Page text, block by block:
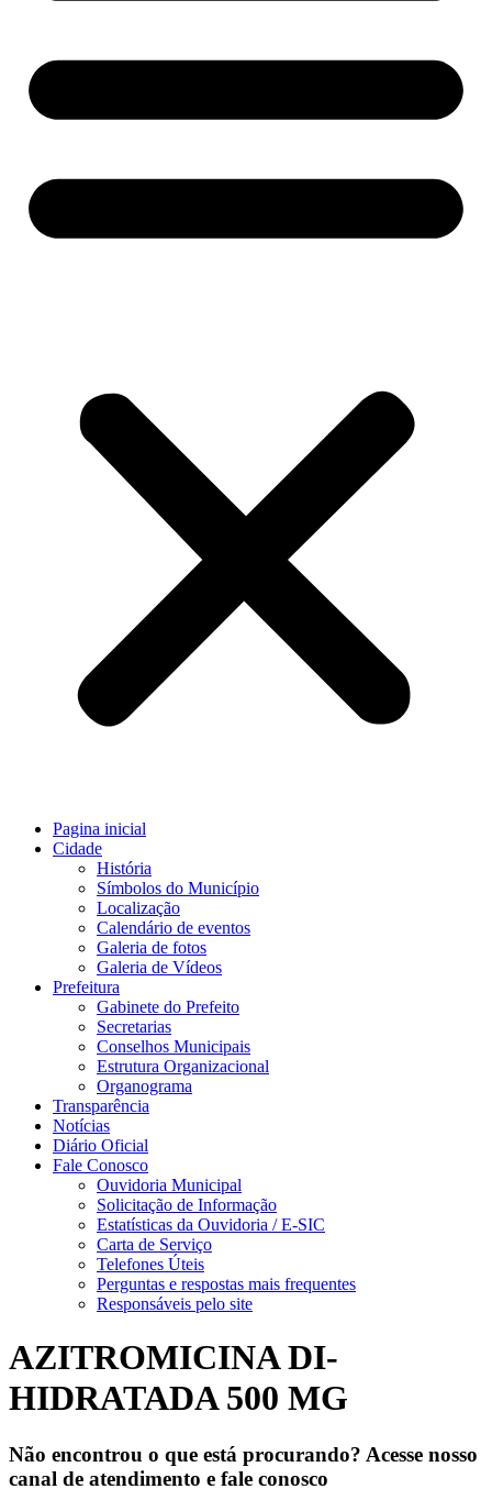
Pagina inicial
Cidade
História
Símbolos do Município
Localização
Calendário de eventos
Galeria de fotos
Galeria de Vídeos
Prefeitura
Gabinete do Prefeito
Secretarias
Conselhos Municipais
Estrutura Organizacional
Organograma
Transparência
Notícias
Diário Oficial
Fale Conosco
Ouvidoria Municipal
Solicitação de Informação
Estatísticas da Ouvidoria / E-SIC
Carta de Serviço
Telefones Úteis
Perguntas e respostas mais frequentes
Responsáveis pelo site
AZITROMICINA DI-
HIDRATADA 500 MG
Não encontrou o que está procurando? Acesse nosso
canal de atendimento e fale conosco